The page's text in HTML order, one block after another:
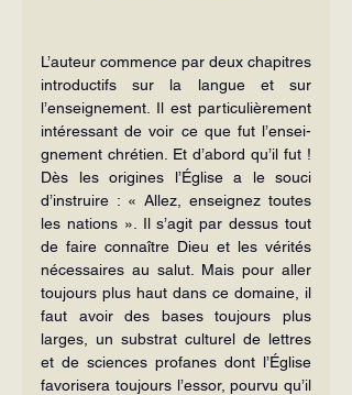
L’auteur commence par deux cha­pitres
introductifs sur la langue et sur
l’enseignement. Il est particulièrement
intéressant de voir ce que fut l’ensei­
gnement chrétien. Et d’abord qu’il fut !
Dès les origines l’Église a le souci
d’instruire : « Allez, enseignez toutes
les nations ». Il s’agit par dessus tout
de faire connaître Dieu et les vérités
nécessaires au salut. Mais pour aller
toujours plus haut dans ce domaine, il
faut avoir des bases toujours plus
larges, un substrat culturel de lettres
et de sciences profanes dont l’Église
favorisera toujours l’essor, pourvu qu’il